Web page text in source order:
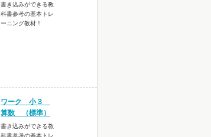
書き込みができる教
科書参考の基本トレ
ーニング教材！
ワーク 小３
算数 （標準）
書き込みができる教
科書参考の基本トレ